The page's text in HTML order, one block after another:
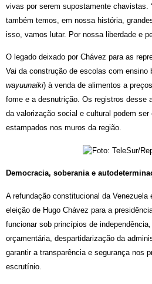
vivas por serem supostamente chavistas.
também temos, em nossa história,
isso, vamos lutar. Por nossa liberdade e
O legado deixado por Chávez para as
wayuunaiki) à venda de alimentos a
fome e a desnutrição. Os registros desse
da valorização social e cultural podem ser
estampados nos muros da região.
Democracia, soberania e
A refundação constitucional da Venezuela
eleição de Hugo Chávez para a
funcionar sob princípios de
orçamentária, despartidarização da
garantir a transparência e segurança nos
escrutínio.